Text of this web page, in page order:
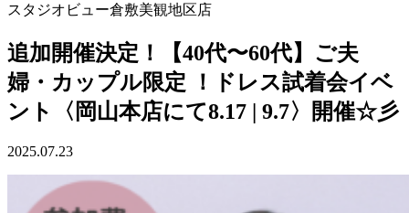
スタジオビュー倉敷美観地区店
追加開催決定！【40代〜60代】ご夫
婦・カップル限定 ！ドレス試着会イベ
ント〈岡山本店にて8.17 | 9.7〉開催☆彡
2025.07.23